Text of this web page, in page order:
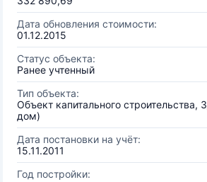
Дата обновления стоимости:
01.12.2015
Статус объекта:
Ранее учтенный
Тип объекта:
Объект капитального строительства,
дом)
Дата постановки на учёт:
15.11.2011
Год постройки: